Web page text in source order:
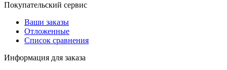
Покупательский сервис
Ваши заказы
Отложенные
Список сравнения
Информация для заказа